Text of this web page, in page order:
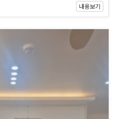
내용보기